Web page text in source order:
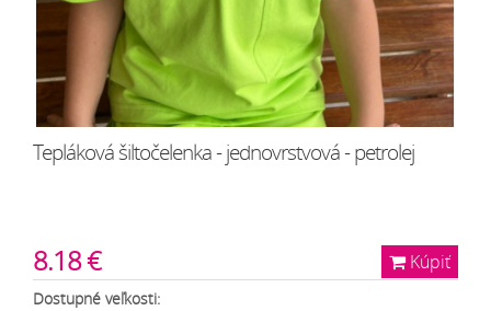
Tepláková šiltočelenka - jednovrstvová - petrolej
Kúpiť
8.18 €
Dostupné veľkosti: